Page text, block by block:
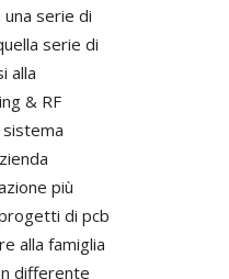
serie di
serie di
alla
& RF
più
di pcb
alla famiglia
differente